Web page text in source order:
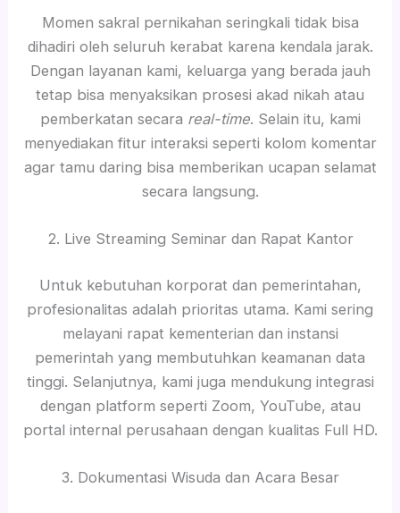
Momen sakral pernikahan seringkali tidak bisa
dihadiri oleh seluruh kerabat karena kendala jarak.
Dengan layanan kami, keluarga yang berada jauh
tetap bisa menyaksikan prosesi akad nikah atau
pemberkatan secara real-time. Selain itu, kami
menyediakan fitur interaksi seperti kolom komentar
agar tamu daring bisa memberikan ucapan selamat
secara langsung.
2. Live Streaming Seminar dan Rapat Kantor
Untuk kebutuhan korporat dan pemerintahan,
profesionalitas adalah prioritas utama. Kami sering
melayani rapat kementerian dan instansi
pemerintah yang membutuhkan keamanan data
tinggi. Selanjutnya, kami juga mendukung integrasi
dengan platform seperti Zoom, YouTube, atau
portal internal perusahaan dengan kualitas Full HD.
3. Dokumentasi Wisuda dan Acara Besar